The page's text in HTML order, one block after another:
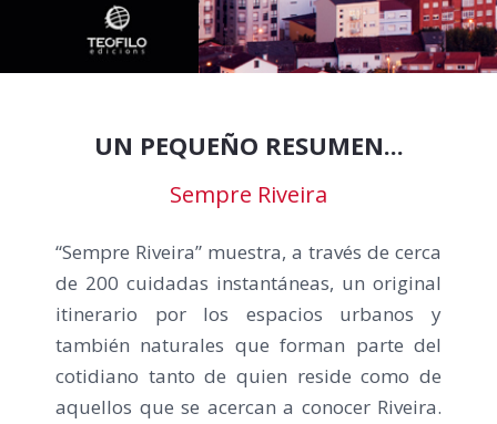
UN PEQUEÑO RESUMEN...
Sempre Riveira
“Sempre Riveira” muestra, a través de cerca
de 200 cuidadas instantáneas, un original
itinerario por los espacios urbanos y
también naturales que forman parte del
cotidiano tanto de quien reside como de
aquellos que se acercan a conocer Riveira.